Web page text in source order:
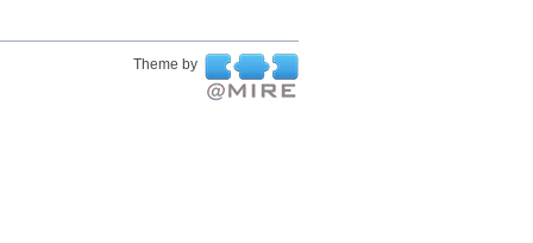
Theme by